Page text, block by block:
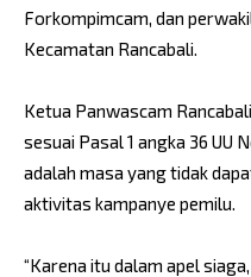
Forkompimcam, dan
Kecamatan Rancabali.
Ketua Panwascam
sesuai Pasal 1 angka 36 UU
adalah masa yang tidak
aktivitas kampanye pemilu.
“Karena itu dalam apel